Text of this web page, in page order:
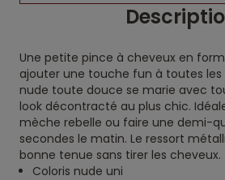
Une petite pince à cheveux en
ajouter une touche fun à toutes
nude toute douce se marie avec
look décontracté au plus chic.
mèche rebelle ou faire une demi-
secondes le matin. Le ressort
bonne tenue sans tirer les cheveux.
Coloris nude uni